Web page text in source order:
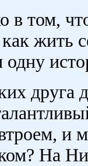
в том,
жить
одну
друга
и
На